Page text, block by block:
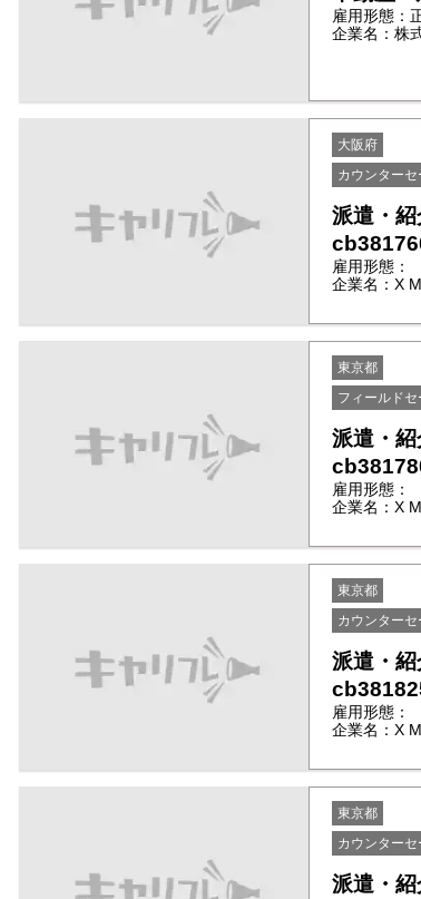
雇用形態：
企業名：株
大阪府
カウンターセ
派遣・
雇用形態：
企業名：X
東京都
フィールドセ
派遣・
雇用形態：
企業名：X
東京都
カウンターセ
派遣・
雇用形態：
企業名：X
東京都
カウンターセ
派遣・